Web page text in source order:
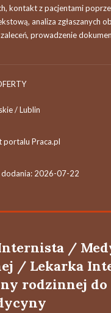
kontakt z pacjentami
analiza zgłaszanych
prowadzenie
/ Lublin
portalu Praca.pl
2026-07-22
/
/ Lekarka
rodzinnej do